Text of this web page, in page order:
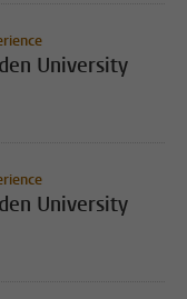
University
University